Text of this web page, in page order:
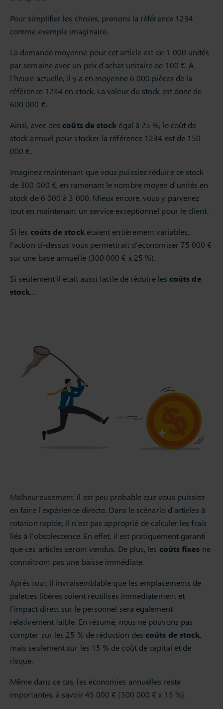
Pour simplifier les choses, prenons la référence 1234
comme exemple imaginaire.
La demande moyenne pour cet article est de 1 000 unités
par semaine avec un prix d’achat unitaire de 100 €. À
l’heure actuelle, il y a en moyenne 6 000 pièces de la
référence 1234 en stock. La valeur du stock est donc de
600 000 €.
Ainsi, avec descoûts de stock égal à 25 %, le coût de
stock annuel pour stocker la référence 1234 est de 150
000 €.
Imaginez maintenant que vous puissiez réduire ce stock
de 300 000 €, en ramenant le nombre moyen d’unités en
stock de 6 000 à 3 000. Mieux encore, vous y parvenez
tout en maintenant un service exceptionnel pour le client.
Si les coûts de stockétaient entièrement variables,
l’action ci-dessus vous permettrait d’économiser 75 000 €
sur une base annuelle (300 000 € x 25 %).
Si seulement il était aussi facile de réduire les coûts de
stock…
Malheureusement, il est peu probable que vous puissiez
en faire l’expérience directe. Dans le scénario d’articles à
rotation rapide, il n’est pas approprié de calculer les frais
liés à l’obsolescence. En effet, il est pratiquement garanti
que ces articles seront vendus. De plus, les coûts fixes ne
connaîtront pas une baisse immédiate.
Après tout, il invraisemblable que les emplacements de
palettes libérés soient réutilisés immédiatement et
l’impact direct sur le personnel sera également
relativement faible. En résumé, nous ne pouvons pas
compter sur les 25 % de réduction descoûts de stock,
mais seulement sur les 15 % de coût de capital et de
risque.
Même dans ce cas, les économies annuelles reste
importantes, à savoir 45 000 € (300 000 € x 15 %).